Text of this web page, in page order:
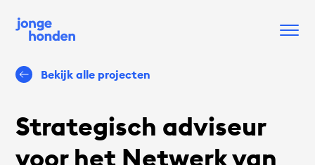
Bekijk alle projecten
Strategisch adviseur
voor het Netwerk van